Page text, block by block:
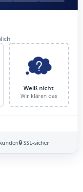
Weiß nicht
Wir klären das
🔒 SSL-sicher